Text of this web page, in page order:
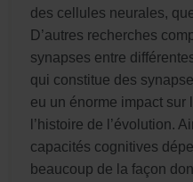
des cellules neurales,
D’autres recherches
synapses entre
qui constitue des
eu un énorme impact sur
l’histoire de l’évolution.
capacités cognitives
beaucoup de la façon